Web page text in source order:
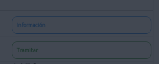
Información
Tramitar